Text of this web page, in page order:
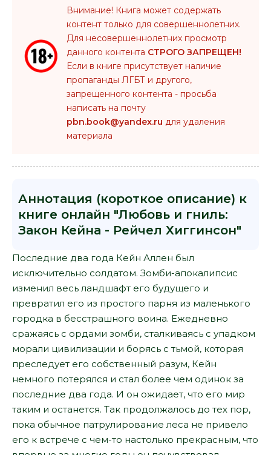
Внимание! Книга может содержать
контент только для совершеннолетних.
Для несовершеннолетних просмотр
данного контента СТРОГО ЗАПРЕЩЕН!
Если в книге присутствует наличие
пропаганды ЛГБТ и другого,
запрещенного контента - просьба
написать на почту
pbn.book@yandex.ru для удаления
материала
Аннотация (короткое описание) к
книге онлайн "Любовь и гниль:
Закон Кейна - Рейчел Хиггинсон"
Последние два года Кейн Аллен был
исключительно солдатом. Зомби-апокалипсис
изменил весь ландшафт его будущего и
превратил его из простого парня из маленького
городка в бесстрашного воина. Ежедневно
сражаясь с ордами зомби, сталкиваясь с упадком
морали цивилизации и борясь с тьмой, которая
преследует его собственный разум, Кейн
немного потерялся и стал более чем одинок за
последние два года. И он ожидает, что его мир
таким и останется. Так продолжалось до тех пор,
пока обычное патрулирование леса не привело
его к встрече с чем-то настолько прекрасным, что